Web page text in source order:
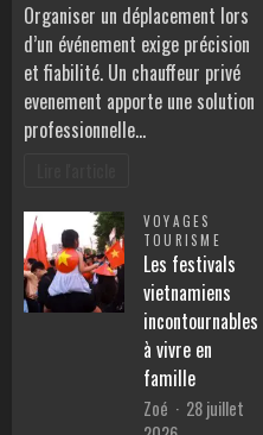
Organiser un déplacement lors
d’un événement exige précision
et fiabilité. Un chauffeur privé
evenement apporte une solution
professionnelle…
VOYAGES
TOURISME
Les festivals
vietnamiens
incontournables
à vivre en
famille
Zoé
28 juillet